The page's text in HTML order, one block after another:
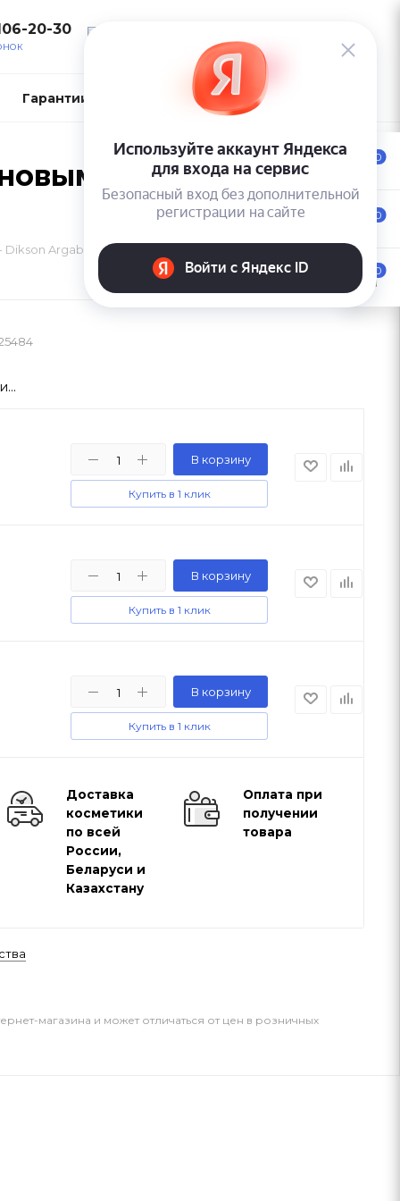
20-30
Гарантии и возврат Контакты
маслом -
Argabeta Shampoo Daily Use
В корзину
Купить в 1 клик
В корзину
Купить в 1 клик
В корзину
Купить в 1 клик
Доставка
косметики
по всей
России,
Беларуси и
Казахстану
Оплата при
получении
товара
магазина и может отличаться от цен в розничных
0
0
0